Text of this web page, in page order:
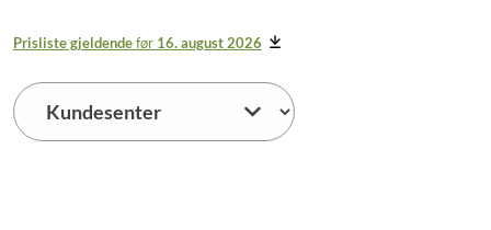
Prisliste gjeldende før16. august 2026